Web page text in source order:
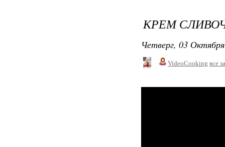
КРЕМ
Четверг, 03
VideoCooking все